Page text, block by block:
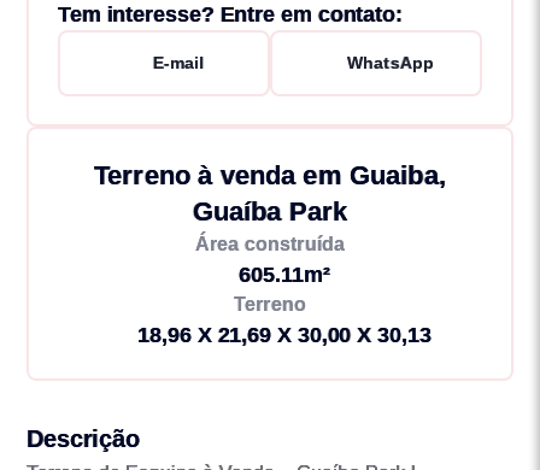
Tem interesse? Entre em contato:
E-mail WhatsApp
Terreno à venda em Guaiba,
Guaíba Park
Área construída
605.11m²
Terreno
18,96 X 21,69 X 30,00 X 30,13
Descrição